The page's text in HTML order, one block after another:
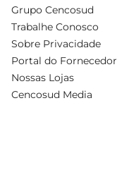
Grupo Cencosud
Trabalhe Conosco
Sobre Privacidade
Portal do Fornecedor
Nossas Lojas
Cencosud Media